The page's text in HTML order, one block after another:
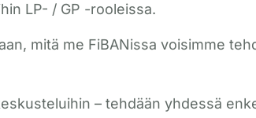
LP- / GP -rooleissa.
mitä me FiBANissa voisimme
– tehdään yhdessä